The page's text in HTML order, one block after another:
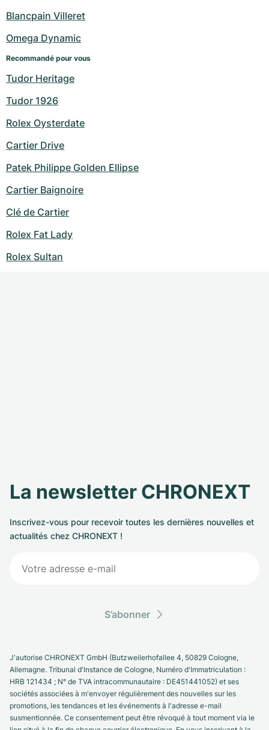
Blancpain Villeret
Omega Dynamic
Recommandé pour vous
Tudor Heritage
Tudor 1926
Rolex Oysterdate
Cartier Drive
Patek Philippe Golden Ellipse
Cartier Baignoire
Clé de Cartier
Rolex Fat Lady
Rolex Sultan
La newsletter CHRONEXT
Inscrivez-vous pour recevoir toutes les dernières nouvelles et
actualités chez CHRONEXT !
S’abonner
J'autorise CHRONEXT GmbH (Butzweilerhofallee 4, 50829 Cologne,
Allemagne. Tribunal d'Instance de Cologne, Numéro d'Immatriculation :
HRB 121434 ; N° de TVA intracommunautaire : DE451441052) et ses
sociétés associées à m'envoyer régulièrement des nouvelles sur les
promotions, les tendances et les événements à l'adresse e-mail
susmentionnée. Ce consentement peut être révoqué à tout moment via le